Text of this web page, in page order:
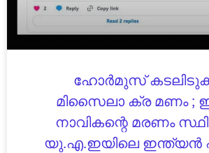
ഹോർമുസ്
മിസൈലാ ക്ര മണം ;
നാവികന്റെ മരണം
യു.എ.ഇയിലെ ഇന്ത്യൻ